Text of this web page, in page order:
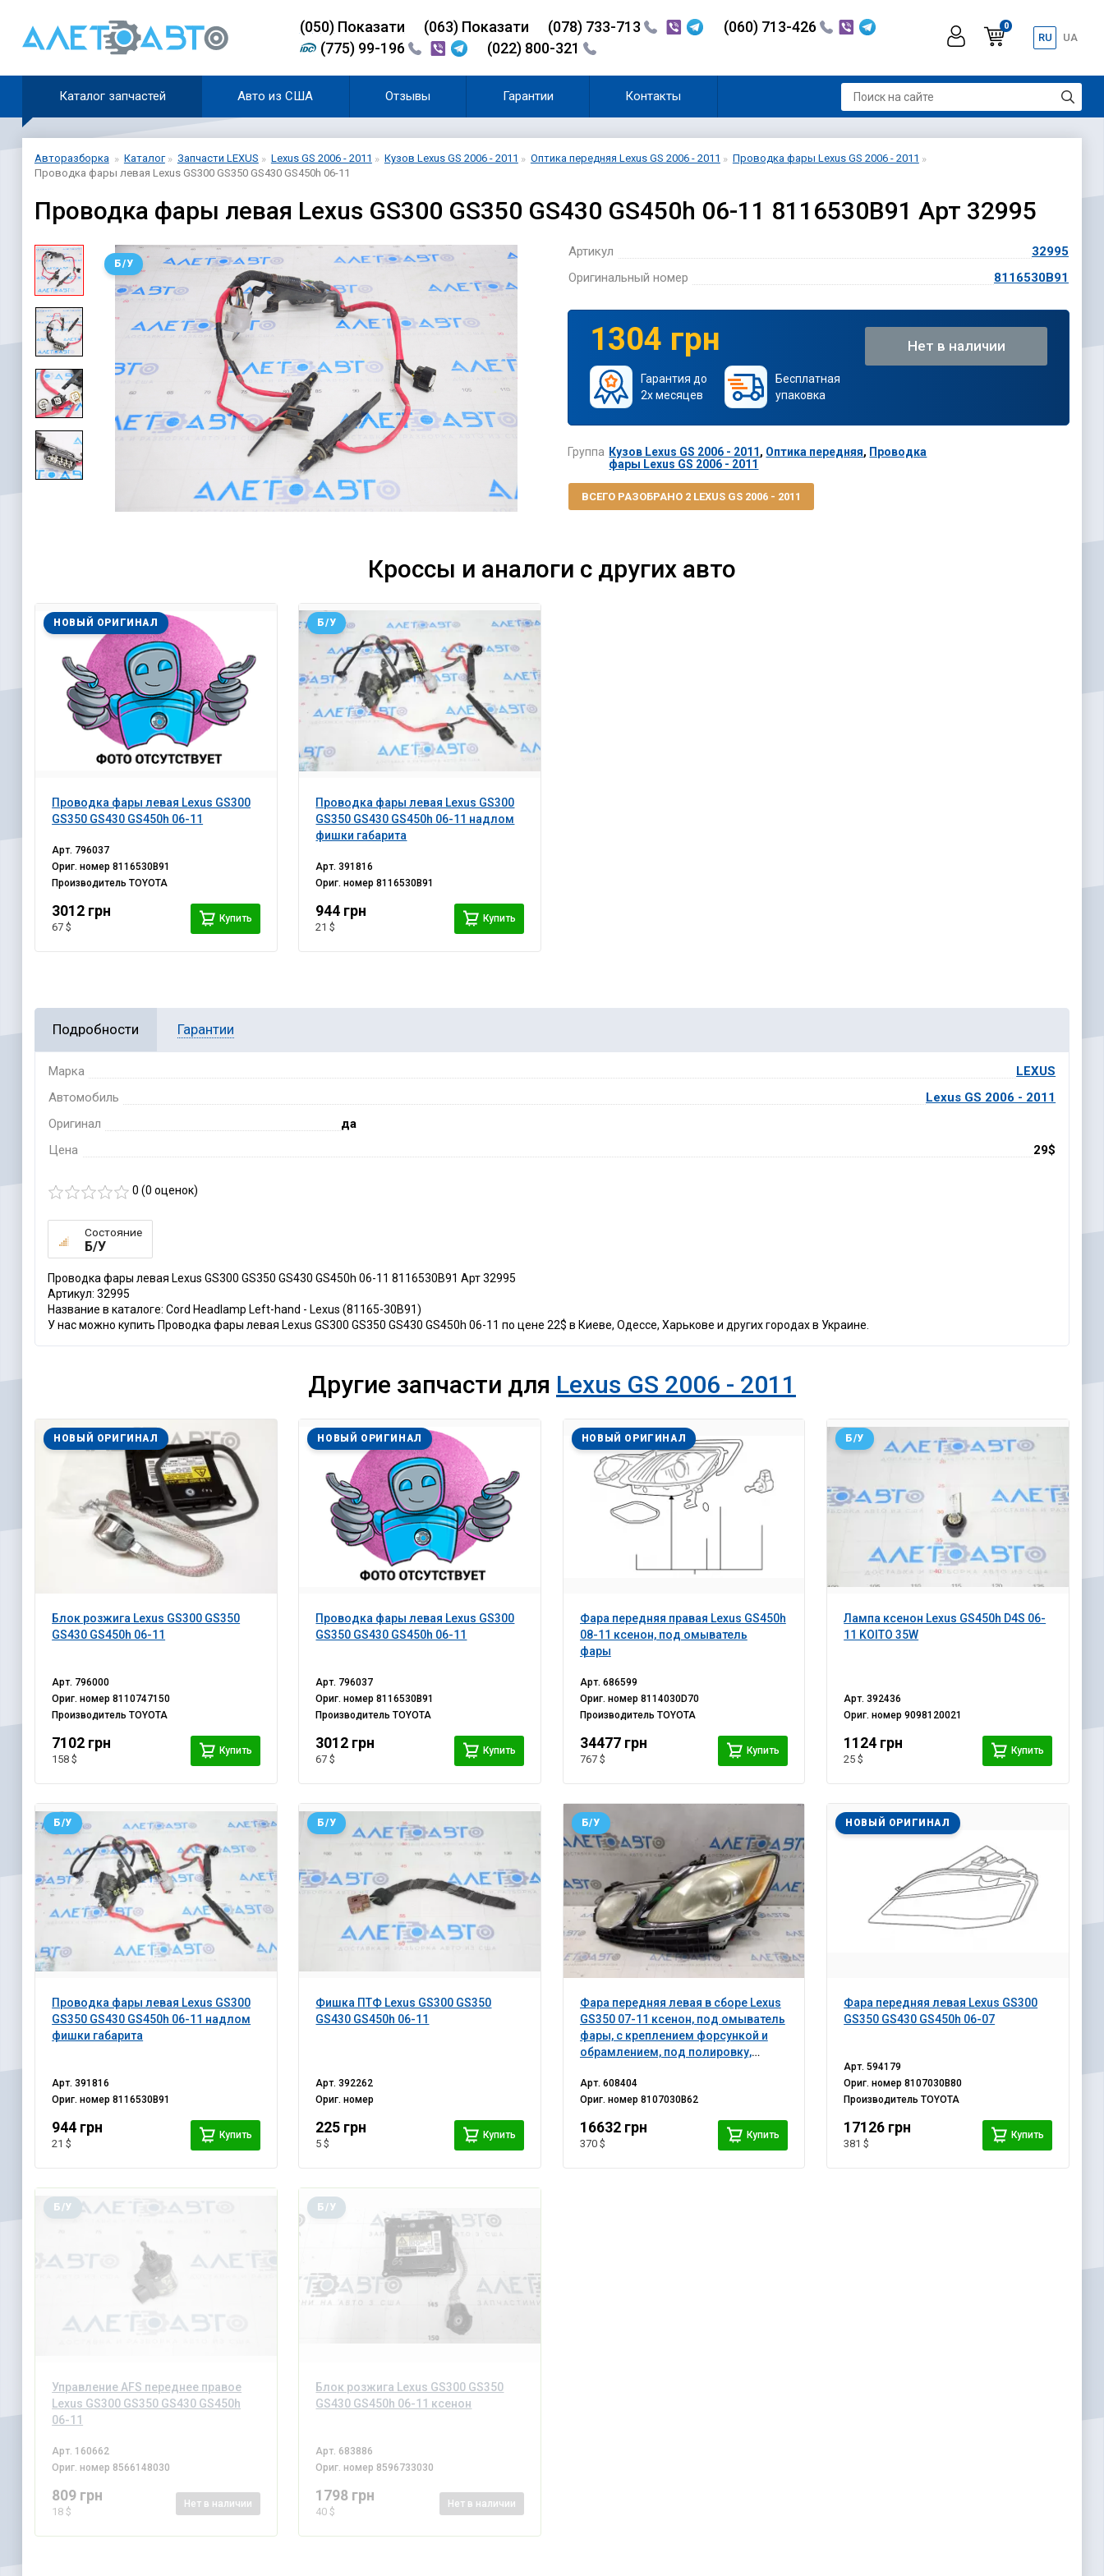
(050)Показати (063) Показати (078) 733-713
(060) 713-426
(775) 99-196
(022) 800-321
0
RU UA
Каталог запчастей Авто из США Отзывы Гарантии Контакты
Авторазборка Каталог Запчасти LEXUS Lexus GS 2006 - 2011 Кузов Lexus GS 2006 - 2011 Оптика передняя Lexus GS 2006 - 2011
Проводка фары Lexus GS 2006 - 2011
Проводка фары левая Lexus GS300 GS350 GS430 GS450h 06-11
Проводка фары левая Lexus GS300 GS350 GS430 GS450h 06-11 8116530B91 Арт 32995
Б/У
Артикул
32995
Оригинальный номер
8116530B91
1304 грн
Гарантия до
2х месяцев
Бесплатная
упаковка
Нет в наличии
Группа Кузов Lexus GS 2006 - 2011, Оптика передняя, Проводка
фары Lexus GS 2006 - 2011
ВСЕГО РАЗОБРАНО 2 LEXUS GS 2006 - 2011
Кроссы и аналоги с других авто
Проводка фары левая Lexus GS300
GS350 GS430 GS450h 06-11
НОВЫЙ ОРИГИНАЛ
Арт. 796037
Ориг. номер8116530B91
ПроизводительTOYOTA
3012 грн
67 $
Купить
Проводка фары левая Lexus GS300
GS350 GS430 GS450h 06-11 надлом
фишки габарита
Б/У
Арт.391816
Ориг. номер8116530B91
944 грн
21 $
Купить
Подробности Гарантии
Марка
LEXUS
Автомобиль
Lexus GS 2006 - 2011
Оригинал
да
Цена
29$
0 (0 оценок)
Состояние
Б/У
Проводка фары левая Lexus GS300 GS350 GS430 GS450h 06-11 8116530B91 Арт 32995
Артикул: 32995
Название в каталоге: Cord Headlamp Left-hand - Lexus (81165-30B91)
У нас можно купить Проводка фары левая Lexus GS300 GS350 GS430 GS450h 06-11 по цене 22$ в Киеве, Одессе, Харькове и других городах в Украине.
Другие запчасти для Lexus GS 2006 - 2011
Блок розжига Lexus GS300 GS350
GS430 GS450h 06-11
НОВЫЙ ОРИГИНАЛ
Арт. 796000
Ориг. номер8110747150
ПроизводительTOYOTA
7102 грн
158 $
Купить
Проводка фары левая Lexus GS300
GS350 GS430 GS450h 06-11
НОВЫЙ ОРИГИНАЛ
Арт. 796037
Ориг. номер8116530B91
ПроизводительTOYOTA
3012 грн
67 $
Купить
Фара передняя правая Lexus GS450h
08-11 ксенон, под омыватель
фары
НОВЫЙ ОРИГИНАЛ
Арт. 686599
Ориг. номер 8114030D70
Производитель TOYOTA
34477 грн
767 $
Купить
Лампа ксенон Lexus GS450h D4S 06-
11 KOITO 35W
Б/У
Арт.392436
Ориг. номер9098120021
1124 грн
25 $
Купить
Проводка фары левая Lexus GS300
GS350 GS430 GS450h 06-11 надлом
фишки габарита
Б/У
Арт.391816
Ориг. номер8116530B91
944 грн
21 $
Купить
Фишка ПТФ Lexus GS300 GS350
GS430 GS450h 06-11
Б/У
Арт.392262
Ориг. номер
225 грн
5 $
Купить
Фара передняя левая в сборе Lexus
GS350 07-11 ксенон, под омыватель
фары, с креплением форсункой и
обрамлением, под полировку,
Б/У
Арт. 608404
Ориг. номер 8107030B62
16632 грн
370 $
Купить
Фара передняя левая Lexus GS300
GS350 GS430 GS450h 06-07
НОВЫЙ ОРИГИНАЛ
Арт.594179
Ориг. номер8107030B80
ПроизводительTOYOTA
17126 грн
381 $
Купить
Управление AFS переднее правое
Lexus GS300 GS350 GS430 GS450h
06-11
Б/У
Арт. 160662
Ориг. номер 8566148030
809 грн
18 $
Нет в наличии
Блок розжига Lexus GS300 GS350
GS430 GS450h 06-11 ксенон
Б/У
Арт. 683886
Ориг. номер 8596733030
1798 грн
40 $
Нет в наличии